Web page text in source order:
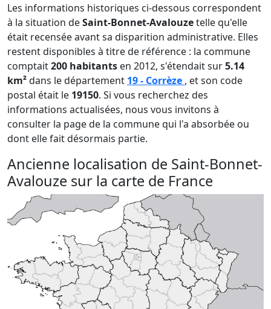
Les informations historiques ci-dessous correspondent
à la situation deSaint-Bonnet-Avalouzetelle qu'elle
était recensée avant sa disparition administrative. Elles
restent disponibles à titre de référence : la commune
comptait200 habitants en 2012, s'étendait sur5.14
km²dans le département 19 - Corrèze , et son code
postal était le 19150. Si vous recherchez des
informations actualisées, nous vous invitons à
consulter la page de la commune qui l'a absorbée ou
dont elle fait désormais partie.
Ancienne localisation de Saint-Bonnet-
Avalouze sur la carte de France